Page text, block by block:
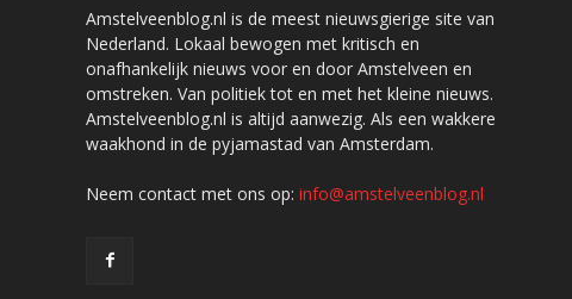
Amstelveenblog.nl is de meest nieuwsgierige site van
Nederland. Lokaal bewogen met kritisch en
onafhankelijk nieuws voor en door Amstelveen en
omstreken. Van politiek tot en met het kleine nieuws.
Amstelveenblog.nl is altijd aanwezig. Als een wakkere
waakhond in de pyjamastad van Amsterdam.
Neem contact met ons op: info@amstelveenblog.nl